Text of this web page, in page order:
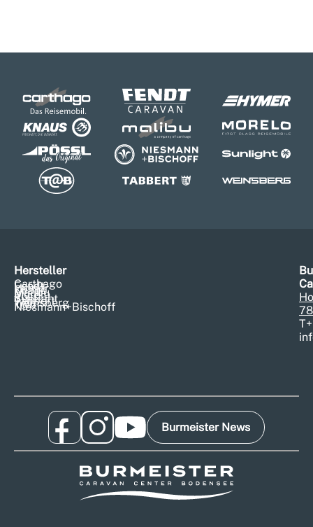
Hersteller
Carthago
Fendt
Hymer
Knaus
Malibu
Morelo
Pössl
Sunlight
Tabbert
Weinsberg
T@b
Niesmann+Bischoff
T
Burmeister News